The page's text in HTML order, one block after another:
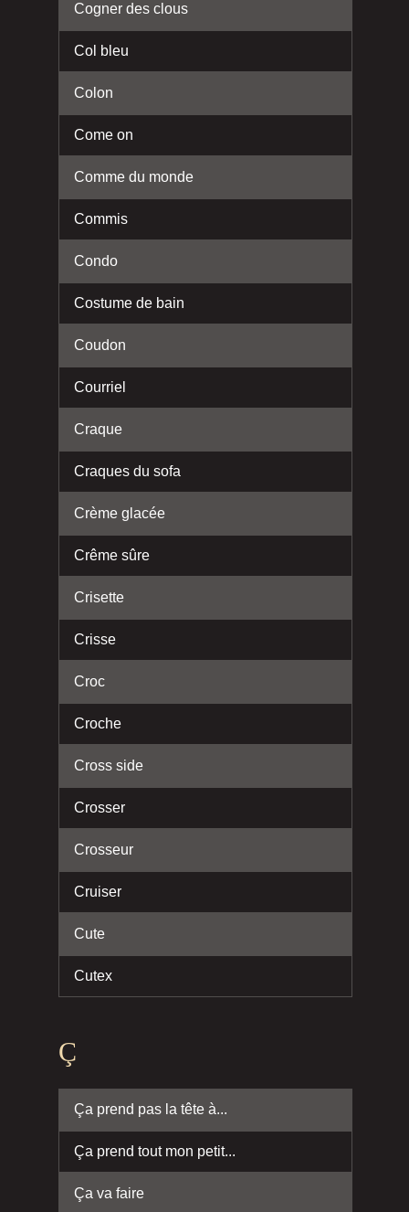
Cogner des clous
Col bleu
Colon
Come on
Comme du monde
Commis
Condo
Costume de bain
Coudon
Courriel
Craque
Craques du sofa
Crème glacée
Crême sûre
Crisette
Crisse
Croc
Croche
Cross side
Crosser
Crosseur
Cruiser
Cute
Cutex
Ç
Ça prend pas la tête à...
Ça prend tout mon petit...
Ça va faire